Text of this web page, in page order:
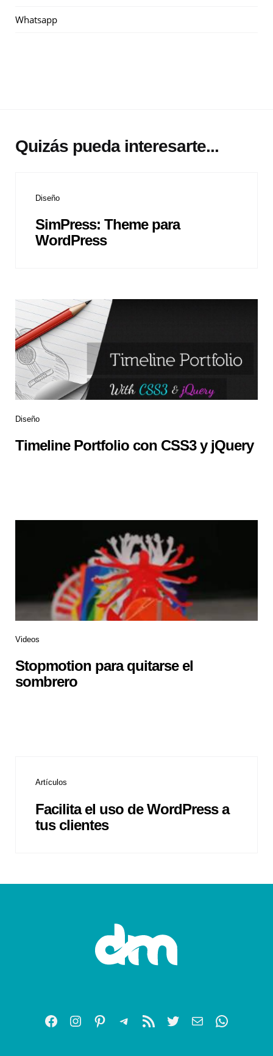
Whatsapp
Quizás pueda interesarte...
Diseño
SimPress: Theme para
WordPress
Diseño
Timeline Portfolio con CSS3 y jQuery
Videos
Stopmotion para quitarse el
sombrero
Artículos
Facilita el uso de WordPress a
tus clientes